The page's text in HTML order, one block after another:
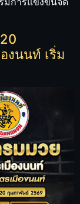
งนนท์ เริ่ม